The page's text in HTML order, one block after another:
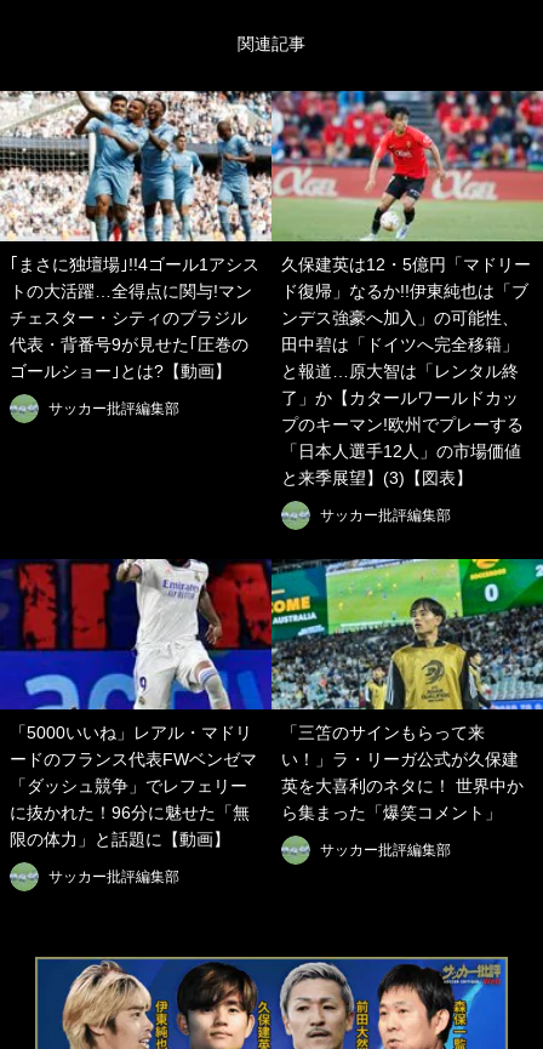
関連記事
｢まさに独壇場｣!!4ゴール1アシス
トの大活躍…全得点に関与!マン
チェスター・シティのブラジル
代表・背番号9が見せた｢圧巻の
ゴールショー｣とは?【動画】
サッカー批評編集部
久保建英は12・5億円「マドリー
ド復帰」なるか!!伊東純也は「ブ
ンデス強豪へ加入」の可能性、
田中碧は「ドイツへ完全移籍」
と報道…原大智は「レンタル終
了」か【カタールワールドカッ
プのキーマン!欧州でプレーする
「日本人選手12人」の市場価値
と来季展望】(3)【図表】
サッカー批評編集部
「5000いいね」レアル・マドリ
ードのフランス代表FWベンゼマ
「ダッシュ競争」でレフェリー
に抜かれた！96分に魅せた「無
限の体力」と話題に【動画】
サッカー批評編集部
「三笘のサインもらって来
い！」ラ・リーガ公式が久保建
英を大喜利のネタに！ 世界中か
ら集まった「爆笑コメント」
サッカー批評編集部